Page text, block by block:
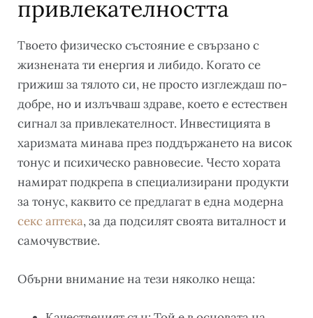
привлекателността
Твоето физическо състояние е свързано с
жизнената ти енергия и либидо. Когато се
грижиш за тялото си, не просто изглеждаш по-
добре, но и излъчваш здраве, което е естествен
сигнал за привлекателност. Инвестицията в
харизмата минава през поддържането на висок
тонус и психическо равновесие. Често хората
намират подкрепа в специализирани продукти
за тонус, каквито се предлагат в една модерна
секс аптека, за да подсилят своята виталност и
самочувствие.
Обърни внимание на тези няколко неща: